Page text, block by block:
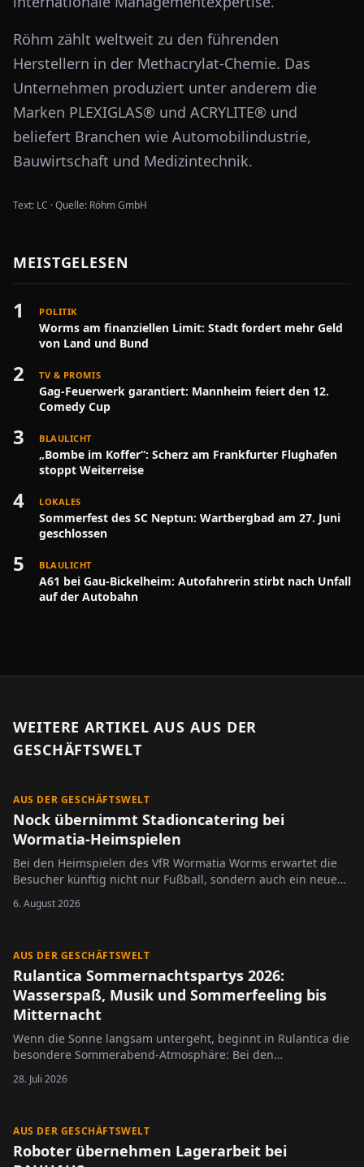
Röhm zählt weltweit zu den führenden
Herstellern in der Methacrylat-Chemie. Das
Unternehmen produziert unter anderem die
Marken PLEXIGLAS® und ACRYLITE® und
beliefert Branchen wie Automobilindustrie,
Bauwirtschaft und Medizintechnik.
Text: LC ·Quelle: Röhm GmbH
MEISTGELESEN
1 POLITIK
Worms am finanziellen Limit: Stadt fordert mehr Geld
von Land und Bund
2 TV & PROMIS
Gag-Feuerwerk garantiert: Mannheim feiert den 12.
Comedy Cup
3 BLAULICHT
„Bombe im Koffer“: Scherz am Frankfurter Flughafen
stoppt Weiterreise
4 LOKALES
Sommerfest des SC Neptun: Wartbergbad am 27. Juni
geschlossen
5 BLAULICHT
A61 bei Gau-Bickelheim: Autofahrerin stirbt nach Unfall
auf der Autobahn
WEITERE ARTIKEL AUS AUS DER
GESCHÄFTSWELT
AUS DER GESCHÄFTSWELT
Nock übernimmt Stadioncatering bei
Wormatia-Heimspielen
Bei den Heimspielen des VfR Wormatia Worms erwartet die
Besucher künftig nicht nur Fußball, sondern auch ein neues
6. August 2026
AUS DER GESCHÄFTSWELT
Rulantica Sommernachtspartys 2026:
Wasserspaß, Musik und Sommerfeeling bis
Mitternacht
Wenn die Sonne langsam untergeht, beginnt in Rulantica die
besondere Sommerabend-Atmosphäre: Bei den
Sommernachtspartys 2026, präsentiert von HITRADIO OHR,
bleibt die Wasserwelt des Europa-Park an vier ausgewählten
28. Juli 2026
AUS DER GESCHÄFTSWELT
Roboter übernehmen Lagerarbeit bei